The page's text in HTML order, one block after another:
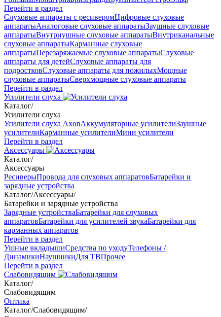
Перейти в раздел
Слуховые аппараты с ресиверомЦифровые слуховые
аппаратыАналоговые слуховые аппаратыЗаушные слуховые
аппаратыВнутриушные слуховые аппаратыВнутриканальные
слуховые аппаратыКарманные слуховые
аппаратыПерезаряжаемые слуховые аппаратыСлуховые
аппараты для детейСлуховые аппараты для
подростковСлуховые аппараты для пожилыхМощные
слуховые аппаратыСверхмощные слуховые аппараты
Перейти в раздел
Усилители слуха
Каталог/
Усилители слуха
Усилители слуха AxonАккумуляторные усилителиЗаушные
усилителиКарманные усилителиМини усилители
Перейти в раздел
Аксессуары
Каталог/
Аксессуары
РесиверыПровода для слуховых аппаратовБатарейки и
зарядные устройства
Каталог/Аксессуары/
Батарейки и зарядные устройства
Зарядные устройстваБатарейки для слуховых
аппаратовБатарейки для усилителей звукаБатарейки для
карманных аппаратов
Перейти в раздел
Ушные вкладышиСредства по уходуТелефоны /
ДинамикиНаушникиДля ТВПрочее
Перейти в раздел
Слабовидящим
Каталог/
Слабовидящим
Оптика
Каталог/Слабовидящим/